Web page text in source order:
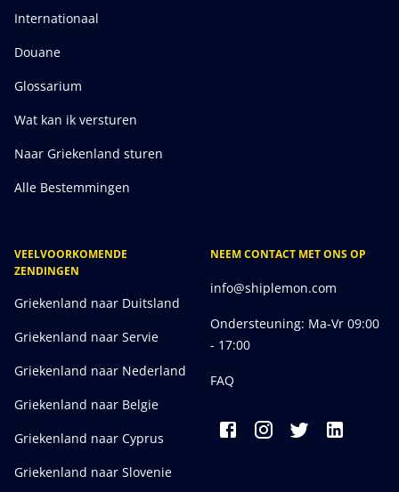
Internationaal
Douane
Glossarium
Wat kan ik versturen
Naar Griekenland sturen
Alle Bestemmingen
VEELVOORKOMENDE
ZENDINGEN
Griekenland naar Duitsland
Griekenland naar Servie
Griekenland naar Nederland
Griekenland naar Belgie
Griekenland naar Cyprus
Griekenland naar Slovenie
NEEM CONTACT MET ONS OP
info@shiplemon.com
Ondersteuning: Ma-Vr 09:00
- 17:00
FAQ